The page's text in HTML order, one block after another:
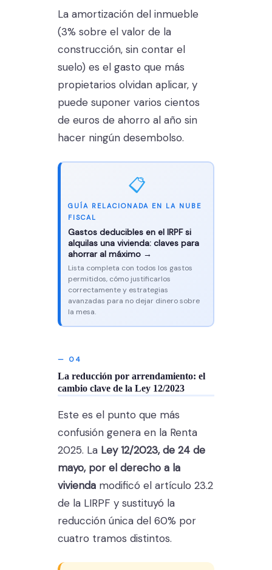
La amortización del inmueble
(3% sobre el valor de la
construcción, sin contar el
suelo) es el gasto que más
propietarios olvidan aplicar, y
puede suponer varios cientos
de euros de ahorro al año sin
hacer ningún desembolso.
📋
GUÍA RELACIONADA EN LA NUBE
FISCAL
Gastos deducibles en el IRPF si
alquilas una vivienda: claves para
ahorrar al máximo →
Lista completa con todos los gastos
permitidos, cómo justificarlos
correctamente y estrategias
avanzadas para no dejar dinero sobre
la mesa.
— 04
La reducción por arrendamiento: el
cambio clave de la Ley 12/2023
Este es el punto que más
confusión genera en la Renta
2025. La Ley 12/2023, de 24 de
mayo, por el derecho a la
vivienda modificó el artículo 23.2
de la LIRPF y sustituyó la
reducción única del 60% por
cuatro tramos distintos.